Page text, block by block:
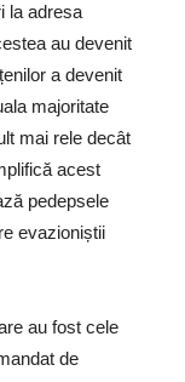
la adresa
au devenit
a devenit
majoritate
mai rele decât
acest
pedepsele
evazioniștii
au fost cele
de